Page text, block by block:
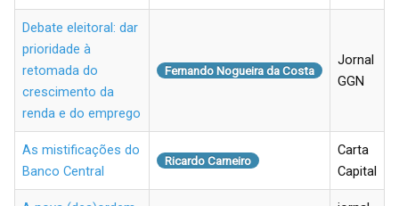
Debate eleitoral: dar
prioridade à
retomada do
crescimento da
renda e do emprego
Fernando Nogueira da Costa
Jornal
GGN
As mistificações do
Banco Central
Ricardo Carneiro
Carta
Capital